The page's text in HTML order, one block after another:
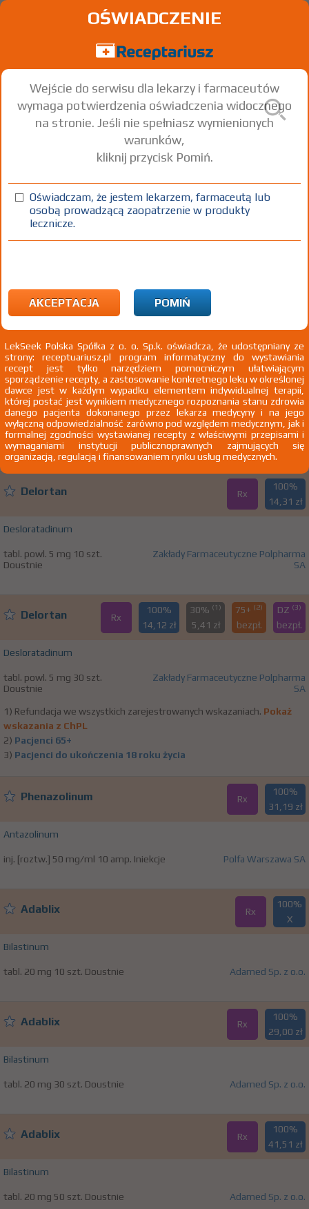
Znaleziono wyników:
L50 Pokrzywka
L50.6 Pokrzywka kontaktowa
Delortan
100%
20,36 zł
Desloratadinum
roztw. doust. 0,5 mg/ml 1 but. 60 ml
Doustnie
Zakłady Farmaceutyczne
Polpharma SA
Delortan Rx
100%
14,31 zł
Desloratadinum
tabl. powl. 5 mg 10 szt.
Doustnie
Zakłady Farmaceutyczne Polpharma
SA
Delortan Rx
100%
14,12 zł
30% (1)
5,41 zł
75+ (2)
bezpł.
DZ (3)
bezpł.
Desloratadinum
tabl. powl. 5 mg 30 szt.
Doustnie
Zakłady Farmaceutyczne Polpharma
SA
1) Refundacja we wszystkich zarejestrowanych wskazaniach. Pokaż
wskazania z ChPL
2) Pacjenci 65+
3) Pacjenci do ukończenia 18 roku życia
Phenazolinum Rx
100%
31,19 zł
Antazolinum
inj. [roztw.] 50 mg/ml 10 amp. Iniekcje Polfa Warszawa SA
Adablix Rx
100%
X
Bilastinum
tabl. 20 mg 10 szt. Doustnie Adamed Sp. z o.o.
Adablix Rx
100%
29,00 zł
Bilastinum
tabl. 20 mg 30 szt. Doustnie Adamed Sp. z o.o.
Adablix Rx
100%
41,51 zł
Bilastinum
tabl. 20 mg 50 szt. Doustnie Adamed Sp. z o.o.
OŚWIADCZENIE
Wejście do serwisu dla lekarzy i farmaceutów
wymaga potwierdzenia oświadczenia widocznego
na stronie. Jeśli nie spełniasz wymienionych
warunków,
kliknij przycisk Pomiń.
Oświadczam, że jestem lekarzem, farmaceutą lub
osobą prowadzącą zaopatrzenie w produkty
lecznicze.
AKCEPTACJA POMIŃ
LekSeek Polska Spółka z o. o. Sp.k. oświadcza, że udostępniany ze
strony: receptuariusz.pl program informatyczny do wystawiania
recept jest tylko narzędziem pomocniczym ułatwiającym
sporządzenie recepty, a zastosowanie konkretnego leku w określonej
dawce jest w każdym wypadku elementem indywidualnej terapii,
której postać jest wynikiem medycznego rozpoznania stanu zdrowia
danego pacjenta dokonanego przez lekarza medycyny i na jego
wyłączną odpowiedzialność zarówno pod względem medycznym, jak i
formalnej zgodności wystawianej recepty z właściwymi przepisami i
wymaganiami instytucji publicznoprawnych zajmujących się
organizacją, regulacją i finansowaniem rynku usług medycznych.